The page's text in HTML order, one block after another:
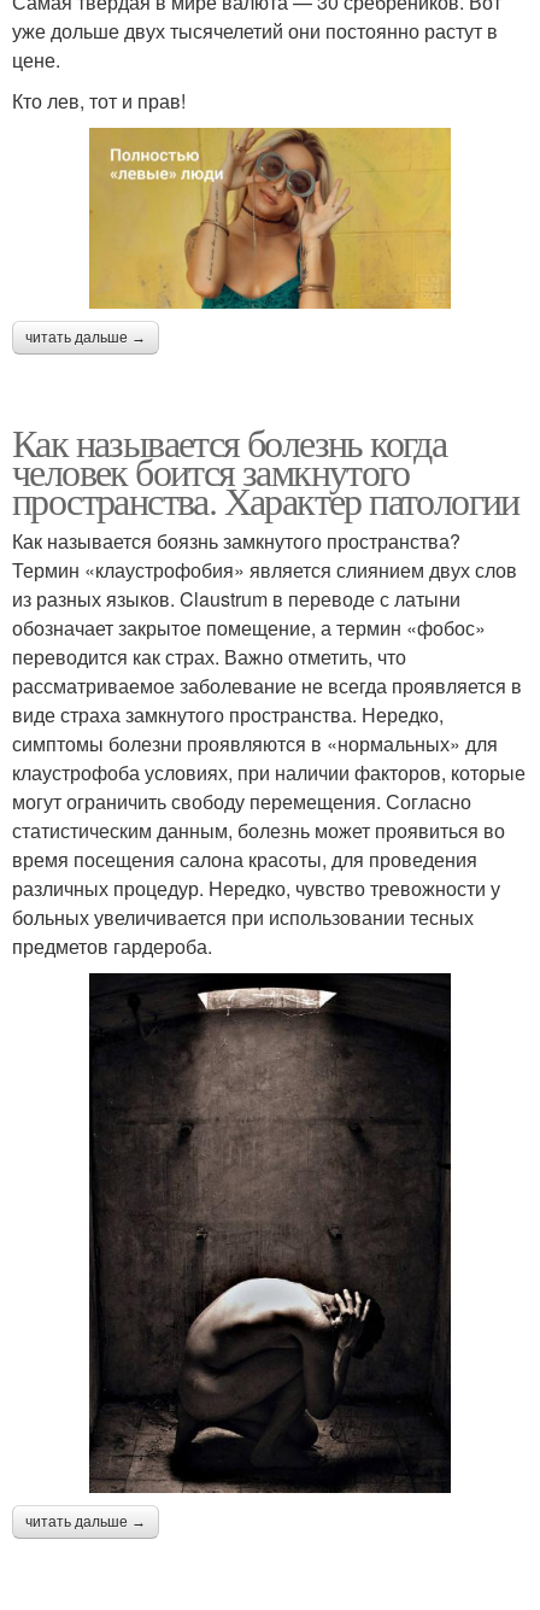
уже дольше двух тысячелетий они постоянно растут в
цене.
Кто лев, тот и прав!
читать дальше →
Как называется болезнь когда
человек боится замкнутого
пространства. Характер патологии
Как называется боязнь замкнутого пространства?
Термин «клаустрофобия» является слиянием двух слов
из разных языков. Claustrum в переводе с латыни
обозначает закрытое помещение, а термин «фобос»
переводится как страх. Важно отметить, что
рассматриваемое заболевание не всегда проявляется в
виде страха замкнутого пространства. Нередко,
симптомы болезни проявляются в «нормальных» для
клаустрофоба условиях, при наличии факторов, которые
могут ограничить свободу перемещения. Согласно
статистическим данным, болезнь может проявиться во
время посещения салона красоты, для проведения
различных процедур. Нередко, чувство тревожности у
больных увеличивается при использовании тесных
предметов гардероба.
читать дальше →